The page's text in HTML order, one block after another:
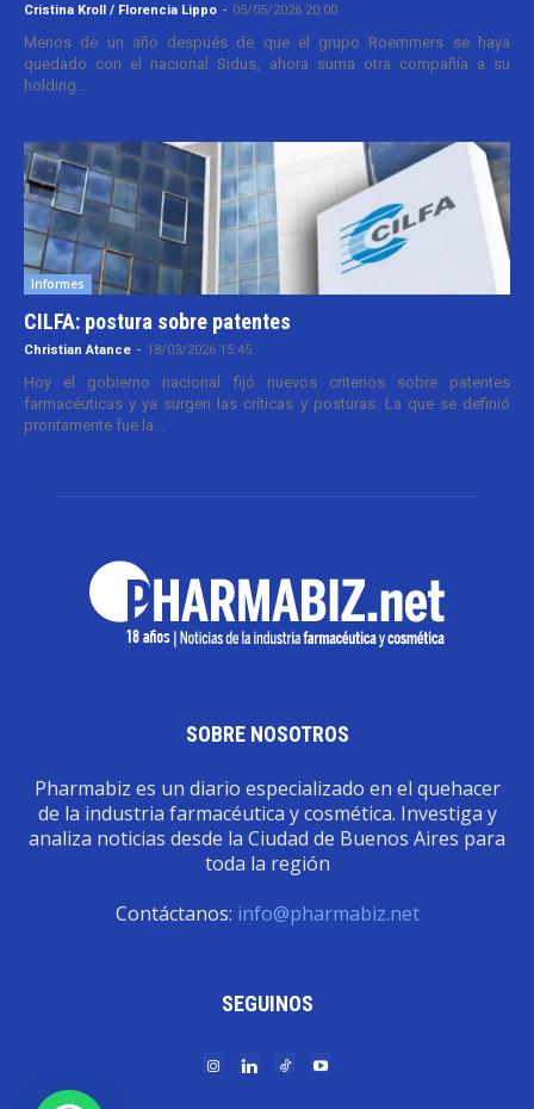
Cristina Kroll / Florencia Lippo - 05/05/2026 20:00
Menos de un año después de que el grupo Roemmers se haya
quedado con el nacional Sidus, ahora suma otra compañía a su
holding....
Informes
CILFA: postura sobre patentes
Christian Atance - 18/03/2026 15:45
Hoy el gobierno nacional fijó nuevos criterios sobre patentes
farmacéuticas y ya surgen las críticas y posturas. La que se definió
prontamente fue la...
SOBRE NOSOTROS
Pharmabiz es un diario especializado en el quehacer
de la industria farmacéutica y cosmética. Investiga y
analiza noticias desde la Ciudad de Buenos Aires para
toda la región
Contáctanos: info@pharmabiz.net
SEGUINOS